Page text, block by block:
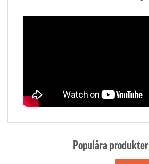
Populära produkter